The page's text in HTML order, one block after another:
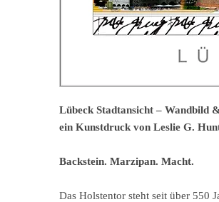
Lübeck Stadtansicht – Wandbild
ein Kunstdruck von Leslie G.
Backstein. Marzipan. Macht.
Das Holstentor steht seit über 550